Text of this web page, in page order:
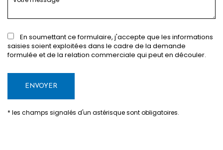
En soumettant ce formulaire, j'accepte que les informations
saisies soient exploitées dans le cadre de la demande
formulée et de la relation commerciale qui peut en découler.
* les champs signalés d'un astérisque sont obligatoires.